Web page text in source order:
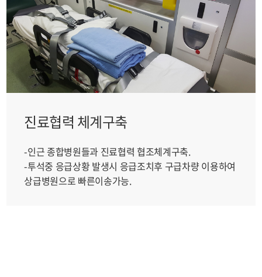
진료협력 체계구축
-인근 종합병원들과 진료협력 협조체계구축.
-투석중 응급상황 발생시 응급조치후 구급차량 이용하여
상급병원으로 빠른이송가능.